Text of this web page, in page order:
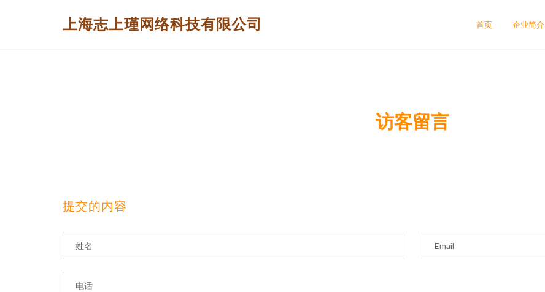
上海志上瑾网络科技有限公司 首页 企业简介
访客留言
提交的内容